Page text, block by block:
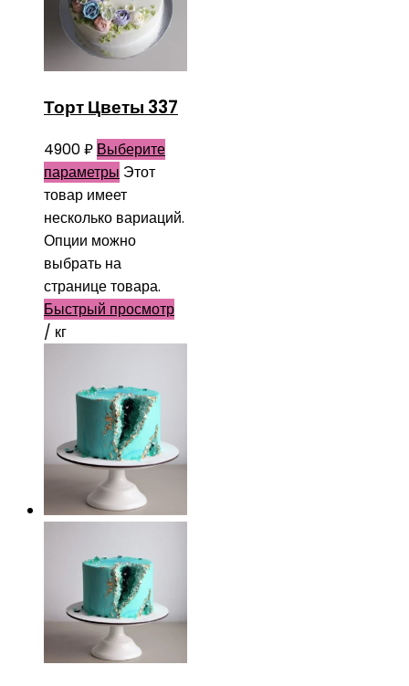
Торт Цветы 337
4900₽ Выберите
параметры Этот
товар имеет
несколько вариаций.
Опции можно
выбрать на
странице товара.
Быстрый просмотр
/ кг